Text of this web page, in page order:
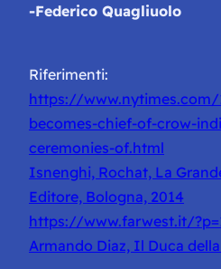
-Federico Quagliuolo
Riferimenti:
https://
becomes-chief-of-crow-
ceremonies-of.html
Isnenghi, Rochat, La
Editore, Bologna, 2014
https://www.farwest.it/
Armando Diaz, Il Duca